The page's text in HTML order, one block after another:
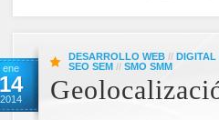
ene
14
2014
DESARROLLO WEB // DIGITAL
SEO SEM // SMO SMM